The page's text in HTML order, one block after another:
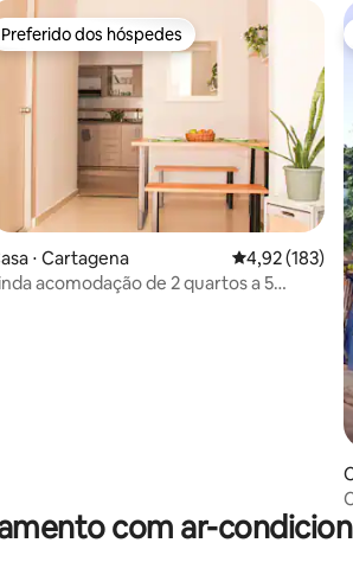
média de 5, 202 avaliações
Preferido dos hóspedes
Preferido dos hóspedes
⋅ Cartagena 4,92 de uma
4,92 (183)
acomodação de 2 quartos a 5
com ar-